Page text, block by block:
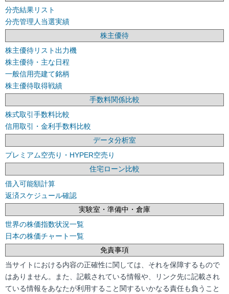
分売結果リスト
分売管理人当選実績
株主優待
株主優待リスト出力機
株主優待・主な日程
一般信用売建て銘柄
株主優待取得戦績
手数料関係比較
株式取引手数料比較
信用取引・金利手数料比較
データ分析室
プレミアム空売り・HYPER空売り
住宅ローン比較
借入可能額計算
返済スケジュール確認
実験室・準備中・倉庫
世界の株価指数状況一覧
日本の株価チャート一覧
免責事項
当サイトにおける内容の正確性に関しては、それを保障するもので
はありません。また、記載されている情報や、リンク先に記載され
ている情報をあなたが利用すること関するいかなる責任も負うこと